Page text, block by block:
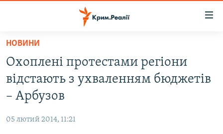
Перейти
основного
матеріалу
Перейти
основної
ВІДЕО ТА ФОТО
БЛОГИ
НОВИНИ
Охоплені протестами регіони
відстають з ухваленням бюджетів
– Арбузов
05 лютий 2014, 11:21